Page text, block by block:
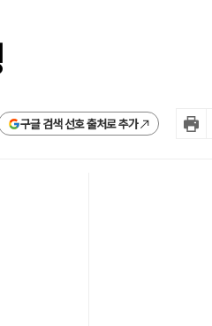
구글 검색 선호 출처로 추가